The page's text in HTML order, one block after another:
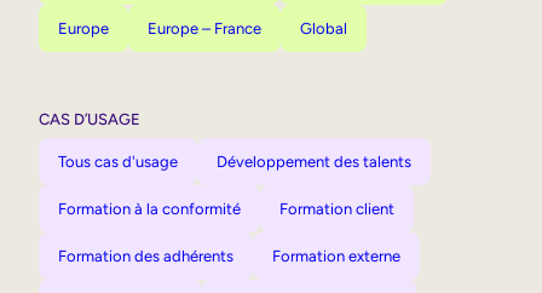
Europe Europe – France Global
CAS D’USAGE
Tous cas d'usage Développement des talents
Formation à la conformité Formation client
Formation des adhérents Formation externe